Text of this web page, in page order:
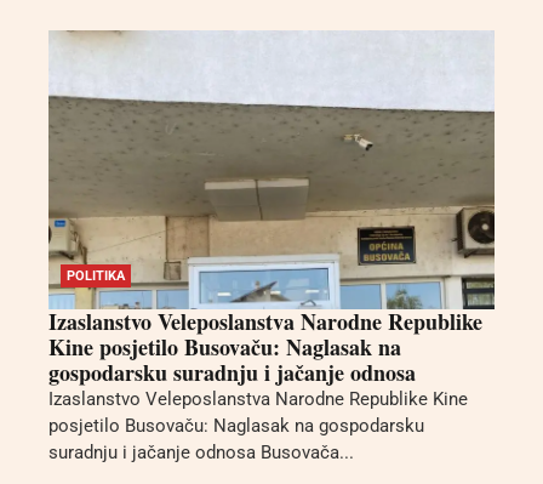
POLITIKA
Izaslanstvo Veleposlanstva Narodne Republike
Kine posjetilo Busovaču: Naglasak na
gospodarsku suradnju i jačanje odnosa
Izaslanstvo Veleposlanstva Narodne Republike Kine
posjetilo Busovaču: Naglasak na gospodarsku
suradnju i jačanje odnosa Busovača...